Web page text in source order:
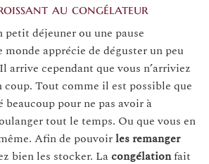
au congélateur
petit déjeuner ou une pause
apprécie de déguster un peu
arrive cependant que vous n’arriviez
coup. Tout comme il est possible que
beaucoup pour ne pas avoir à
tout le temps. Ou que vous en
Afin de pouvoirles remanger
bien les stocker. Lacongélationfait